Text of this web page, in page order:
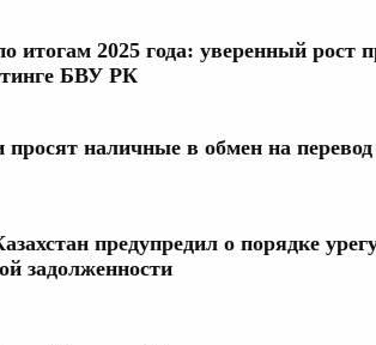
итогам 2025 года: уверенный рост
БВУ РК
наличные в обмен на
предупредил о порядке
задолженности